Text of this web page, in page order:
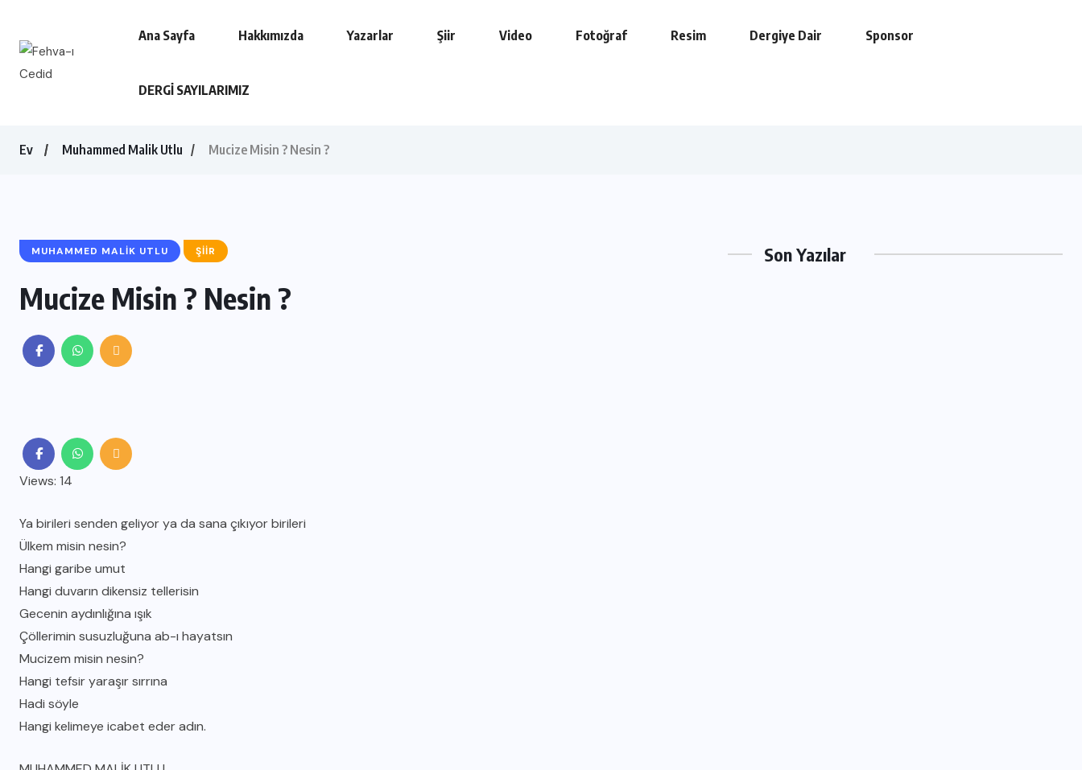
Ana Sayfa Hakkımızda Yazarlar Şiir Video Fotoğraf Resim Dergiye Dair Sponsor
DERGİ SAYILARIMIZ
Ev Muhammed Malik Utlu Mucize Misin ? Nesin ?
MUHAMMED MALIK UTLU ŞIIR
Mucize Misin ? Nesin ?
Views: 14
Ya birileri senden geliyor ya da sana çıkıyor birileri
Ülkem misin nesin?
Hangi garibe umut
Hangi duvarın dikensiz tellerisin
Gecenin aydınlığına ışık
Çöllerimin susuzluğuna ab-ı hayatsın
Mucizem misin nesin?
Hangi tefsir yaraşır sırrına
Hadi söyle
Hangi kelimeye icabet eder adın.
Son Yazılar